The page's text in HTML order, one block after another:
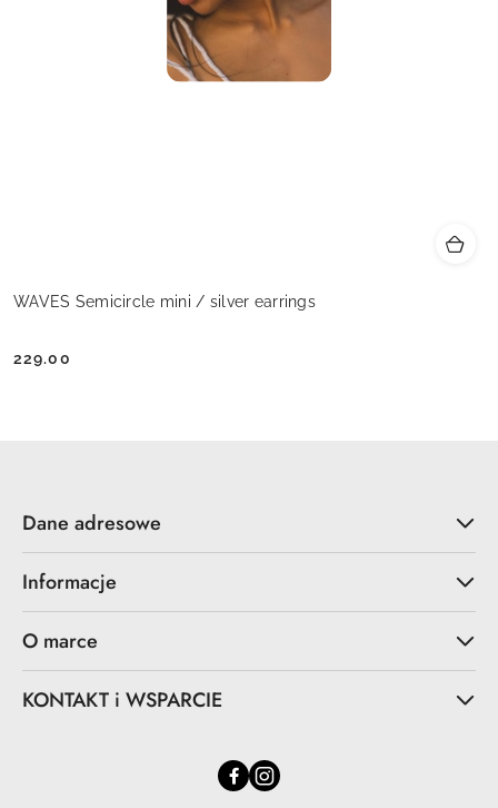
WAVES Semicircle mini / silver earrings
Cena:
229.00
Dane adresowe
Informacje
O marce
KONTAKT i WSPARCIE